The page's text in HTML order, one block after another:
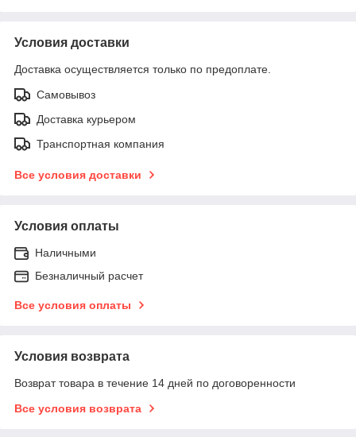
Условия доставки
Доставка осуществляется только по предоплате.
Самовывоз
Доставка курьером
Транспортная компания
Все условия доставки
Условия оплаты
Наличными
Безналичный расчет
Все условия оплаты
Условия возврата
Возврат товара в течение 14 дней по договоренности
Все условия возврата